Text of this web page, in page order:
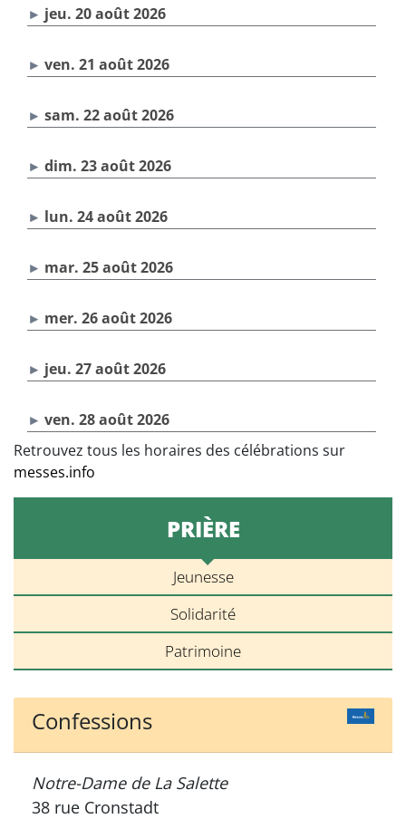
jeu. 20 août 2026
ven. 21 août 2026
sam. 22 août 2026
dim. 23 août 2026
lun. 24 août 2026
mar. 25 août 2026
mer. 26 août 2026
jeu. 27 août 2026
ven. 28 août 2026
Retrouvez tous les horaires des célébrations sur
messes.info
PRIÈRE
Jeunesse
Solidarité
Patrimoine
Confessions
Notre-Dame de La Salette
38 rue Cronstadt